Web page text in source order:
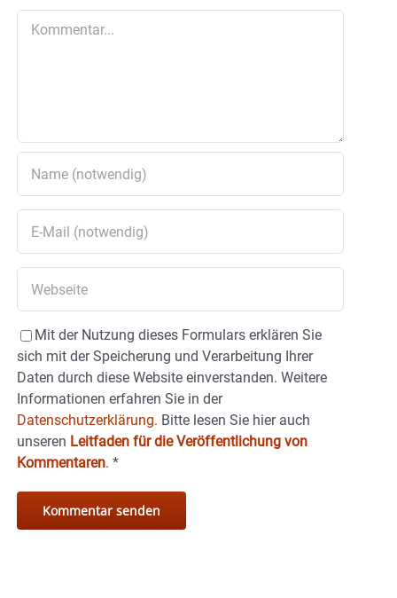
Mit der Nutzung dieses Formulars erklären Sie
sich mit der Speicherung und Verarbeitung Ihrer
Daten durch diese Website einverstanden. Weitere
Informationen erfahren Sie in der
Datenschutzerklärung. Bitte lesen Sie hier auch
unseren Leitfaden für die Veröffentlichung von
Kommentaren. *